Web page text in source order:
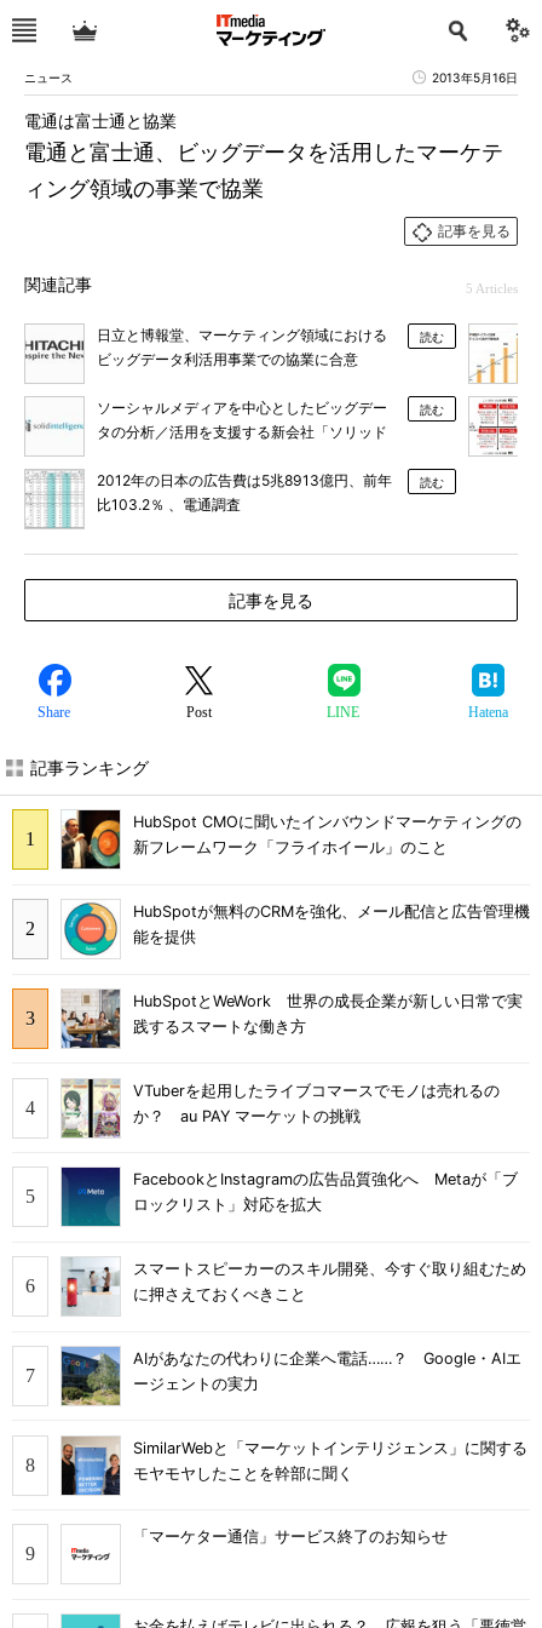
ニュース 2013年5月16日
電通と富士通、ビッグデータを活用したマーケテ
ィング領域の事業で協業
電通は富士通と協業
記事を見る
関連記事 5 Articles
日立と博報堂、マーケティング領域における
ビッグデータ利活用事業での協業に合意
読む
ソーシャルメディアを中心としたビッグデー
タの分析／活用を支援する新会社「ソリッド
読む
2012年の日本の広告費は5兆8913億円、前年
比103.2％ 、電通調査
読む
記事を見る
Share Post LINE Hatena
記事ランキング
HubSpot CMOに聞いたインバウンドマーケティングの
新フレームワーク「フライホイール」のこと
HubSpotが無料のCRMを強化、メール配信と広告管理機
能を提供
HubSpotとWeWork 世界の成長企業が新しい日常で実
践するスマートな働き方
VTuberを起用したライブコマースでモノは売れるの
か？ au PAY マーケットの挑戦
FacebookとInstagramの広告品質強化へ Metaが「ブ
ロックリスト」対応を拡大
スマートスピーカーのスキル開発、今すぐ取り組むため
に押さえておくべきこと
AIがあなたの代わりに企業へ電話……？ Google・AIエ
ージェントの実力
SimilarWebと「マーケットインテリジェンス」に関する
モヤモヤしたことを幹部に聞く
「マーケター通信」サービス終了のお知らせ